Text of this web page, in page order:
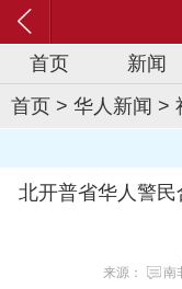
首页
新闻
首页 > 华人新闻 >
北开普省华人警
来源：
南